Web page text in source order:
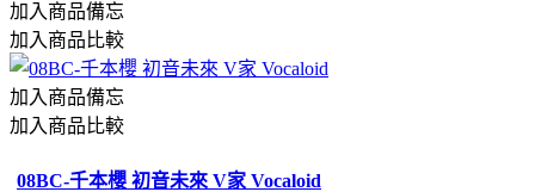
加入商品備忘
加入商品比較
加入商品備忘
加入商品比較
08BC-千本櫻 初音未來 V家 Vocaloid